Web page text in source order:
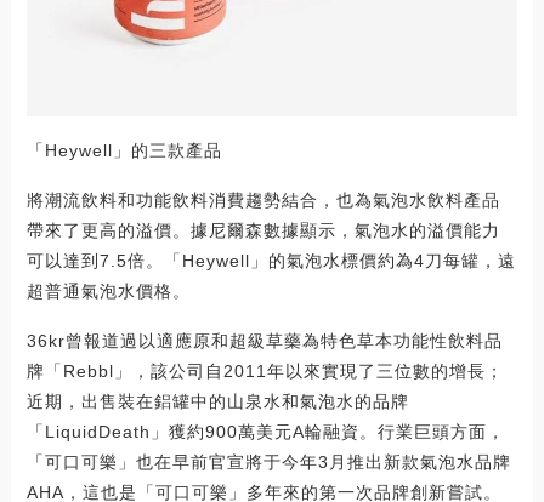
「Heywell」的三款產品
將潮流飲料和功能飲料消費趨勢結合，也為氣泡水飲料產品
帶來了更高的溢價。據尼爾森數據顯示，氣泡水的溢價能力
可以達到7.5倍。「Heywell」的氣泡水標價約為4刀每罐，遠
超普通氣泡水價格。
36kr曾報道過以適應原和超級草藥為特色草本功能性飲料品
牌「Rebbl」，該公司自2011年以來實現了三位數的增長；
近期，出售裝在鋁罐中的山泉水和氣泡水的品牌
「LiquidDeath」獲約900萬美元A輪融資。行業巨頭方面，
「可口可樂」也在早前官宣將于今年3月推出新款氣泡水品牌
AHA，這也是「可口可樂」多年來的第一次品牌創新嘗試。